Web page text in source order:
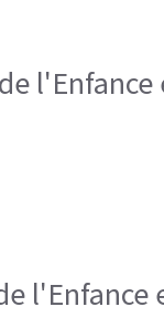
l'Enfance
l'Enfance